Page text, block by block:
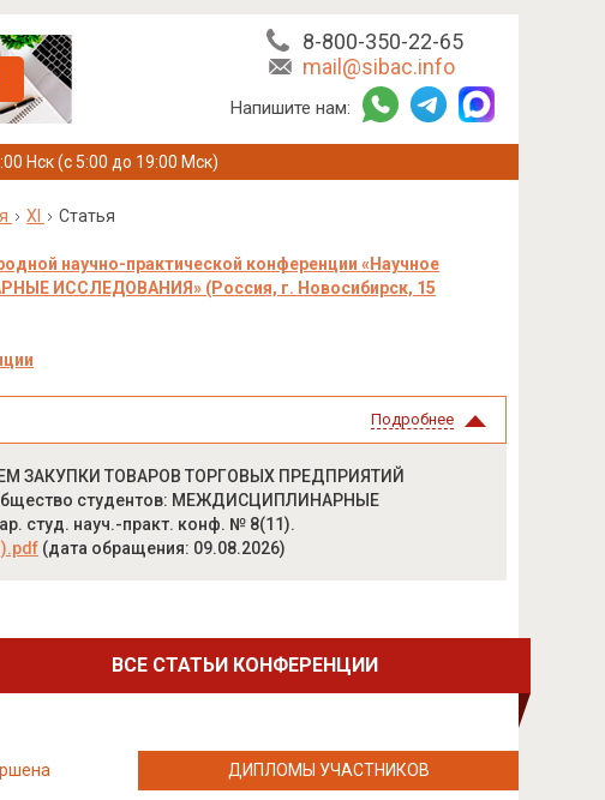
8-800-350-22-65
mail@sibac.info
Напишите нам:
Нск (с 5:00 до 19:00 Мск)
XI Статья
научно-практической конференции «Научное
ИССЛЕДОВАНИЯ» (Россия, г. Новосибирск, 15
Подробнее
ЗАКУПКИ ТОВАРОВ ТОРГОВЫХ ПРЕДПРИЯТИЙ
студентов: МЕЖДИСЦИПЛИНАРНЫЕ
студ. науч.-практ. конф. № 8(11).
(дата обращения: 09.08.2026)
ВСЕ СТАТЬИ КОНФЕРЕНЦИИ
ДИПЛОМЫ УЧАСТНИКОВ